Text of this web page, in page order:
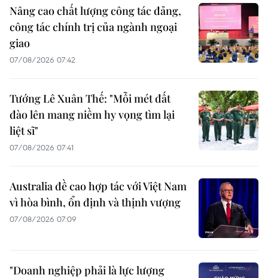
Nâng cao chất lượng công tác đảng,
công tác chính trị của ngành ngoại
giao
07/08/2026 07:42
Tướng Lê Xuân Thế: "Mỗi mét đất
đào lên mang niềm hy vọng tìm lại
liệt sĩ"
07/08/2026 07:41
Australia đề cao hợp tác với Việt Nam
vì hòa bình, ổn định và thịnh vượng
07/08/2026 07:09
"Doanh nghiệp phải là lực lượng